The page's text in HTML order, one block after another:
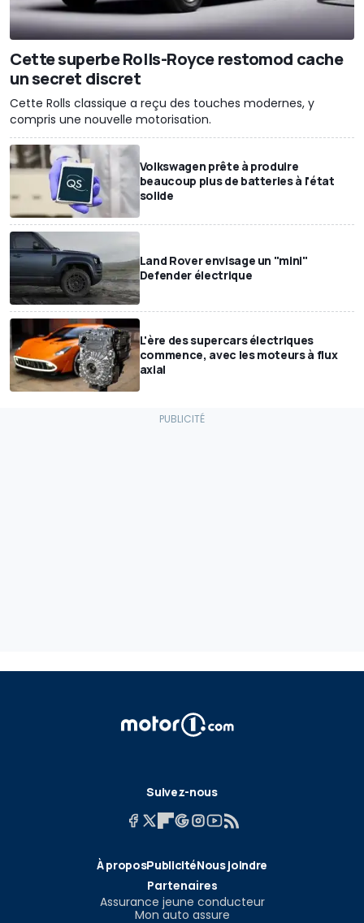
Cette superbe Rolls-Royce restomod cache
un secret discret
Cette Rolls classique a reçu des touches modernes, y
compris une nouvelle motorisation.
Volkswagen prête à produire
beaucoup plus de batteries à l'état
solide
Land Rover envisage un "mini"
Defender électrique
L'ère des supercars électriques
commence, avec les moteurs à flux
axial
Suivez-nous
À proposPublicitéNous joindre
Partenaires
Assurance jeune conducteur
Mon auto assure